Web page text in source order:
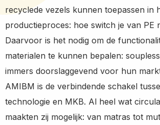
recyclede vezels kunnen toepassen in
productieproces: hoe switch je van PE
Daarvoor is het nodig om de
materialen te kunnen bepalen:
immers doorslaggevend voor hun
AMIBM is de verbindende schakel
technologie en MKB. Al heel wat
maakten zij mogelijk: van matras tot